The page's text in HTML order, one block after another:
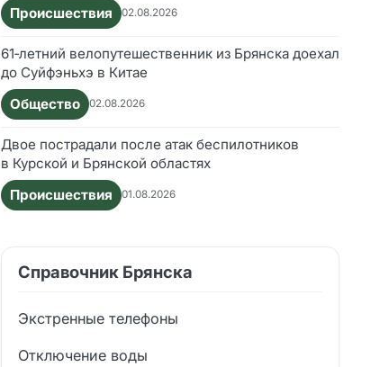
Происшествия
02.08.2026
61‑летний велопутешественник из Брянска доехал
до Суйфэньхэ в Китае
Общество
02.08.2026
Двое пострадали после атак беспилотников
в Курской и Брянской областях
Происшествия
01.08.2026
Справочник Брянска
Экстренные телефоны
Отключение воды